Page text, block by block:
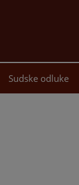
Sudske odluke